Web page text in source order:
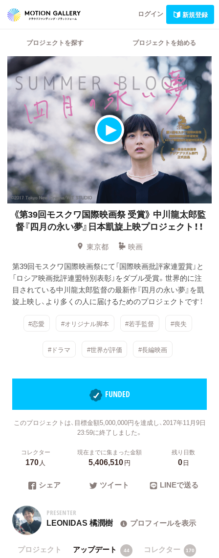
ログイン 新規登録
プロジェクトを探す プロジェクトを始める
《第39回モスクワ国際映画祭 受賞》 中川龍太郎監
督『四月の永い夢』日本凱旋上映プロジェクト！！
東京都
映画
第39回モスクワ国際映画祭にて「国際映画批評家連盟賞」と
「ロシア映画批評連盟特別表彰」をダブル受賞。世界的に注
目されている中川龍太郎監督の最新作『四月の永い夢』を凱
旋上映し、より多くの人に届けるためのプロジェクトです！
#恋愛 #オリジナル脚本 #若手監督 #喪失
#ドラマ #世界が評価 #長編映画
FUNDED
このプロジェクトは、目標金額5,000,000円を達成し、2017年11月9日
23:59に終了しました。
コレクター
170人
現在までに集まった金額
5,406,510円
残り日数
0日
シェア ツイート LINEで送る
PRESENTER
LEONIDAS 橘潤樹 プロフィールを表示
プロジェクト アップデート 44 コレクター 170